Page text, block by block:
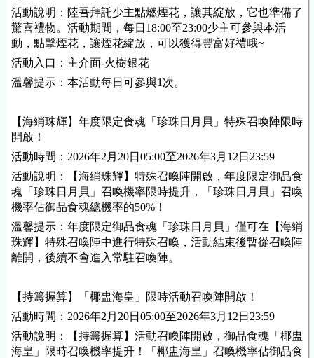
活動說明：陸吾拜託少主點燃煙花，讓其綻放，它也準備了
驚喜禮物。活動期間，每日18:00至23:00少主可參與本活
動，點擊煙花，讓煙花綻放，可以獲得豐富好禮哦~
活動入口：主介面-火樹銀花
溫馨提示：本活動每日可參與1次。
【海綃珠輝】年度限定食魂「珍珠日月貝」特殊召喚陣限時
開啟！
活動時間：2026年2月20日05:00至2026年3月12日23:59
活動說明：【海綃珠輝】特殊召喚陣開啟，年度限定御品食
魂「珍珠日月貝」召喚機率限時提升，「珍珠日月貝」召喚
機率佔御品食魂總機率的50%！
溫馨提示：年度限定御品食魂「珍珠日月貝」僅可在【海綃
珠輝】特殊召喚陣中進行特殊召喚，活動結束後暫從召喚陣
離開，後續不會進入常駐召喚陣。
【持籌握算】「椰盅海皇」限時活動召喚陣開啟！
活動時間：2026年2月20日05:00至2026年3月12日23:59
活動說明：【持籌握算】活動召喚陣開啟，御品食魂「椰盅
海皇」限時召喚機率提升！「椰盅海皇」召喚機率佔御品食